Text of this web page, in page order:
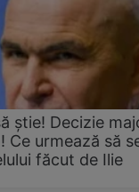
știe! Decizie
urmează să
făcut de Ilie